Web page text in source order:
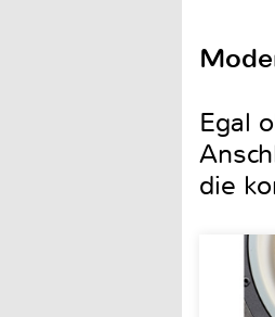
Egal
die